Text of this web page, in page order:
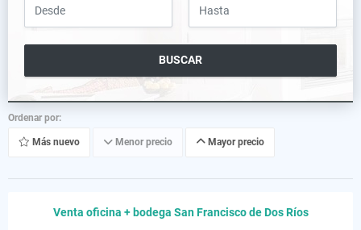
BUSCAR
Ordenar por:
Más nuevo Menor precio Mayor precio
Venta oficina + bodega San Francisco de Dos Ríos